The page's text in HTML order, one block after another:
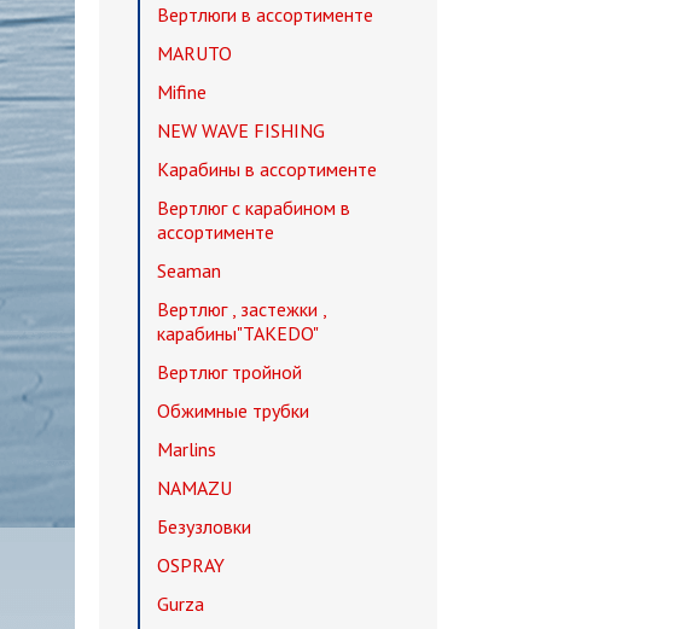
Вертлюги в ассортименте
MARUTO
Mifine
NEW WAVE FISHING
Карабины в ассортименте
Вертлюг с карабином в
ассортименте
Seaman
Вертлюг , застежки ,
карабины"TAKEDO"
Вертлюг тройной
Обжимные трубки
Marlins
NAMAZU
Безузловки
OSPRAY
Gurza